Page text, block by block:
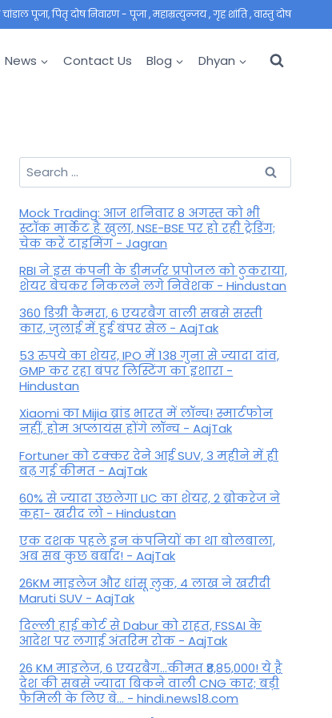
पूजा, पितृ दोष निवारण - पूजा , महाम्रत्युन्जय , गृह शांति , वास्तु दोष
News Contact Us Blog Dhyan
Love Rashifal 18 April 2022:
आज कह दें दिल की बात, कल बहुत
देर हो जाएगी
By April 17, 2022
Search
for:
Mock Trading: आज शनिवार 8 अगस्त को भी
स्टॉक मार्केट है खुला, NSE-BSE पर हो रही ट्रेडिंग;
चेक करें टाइमिंग - Jagran
RBI ने इस कंपनी के डीमर्जर प्रपोजल को ठुकराया,
शेयर बेचकर निकलने लगे निवेशक - Hindustan
360 डिग्री कैमरा, 6 एयरबैग वाली सबसे सस्ती
कार, जुलाई में हुई बंपर सेल - AajTak
53 रुपये का शेयर, IPO में 138 गुना से ज्यादा दांव,
GMP कर रहा बंपर लिस्टिंग का इशारा -
Hindustan
Xiaomi का Mijia ब्रांड भारत में लॉन्च! स्मार्टफोन
नहीं, होम अप्लायंस होंगे लॉन्च - AajTak
Fortuner को टक्कर देने आई SUV, 3 महीने में ही
बढ़ गई कीमत - AajTak
60% से ज्यादा उछलेगा LIC का शेयर, 2 ब्रोकरेज ने
कहा- खरीद लो - Hindustan
एक दशक पहले इन कंपनियों का था बोलबाला,
अब सब कुछ बर्बाद! - AajTak
26KM माइलेज और धांसू लुक, 4 लाख ने खरीदी
Maruti SUV - AajTak
दिल्ली हाई कोर्ट से Dabur को राहत, FSSAI के
आदेश पर लगाई अंतरिम रोक - AajTak
26 KM माइलेज, 6 एयरबैग...कीमत ₹8,85,000! ये है
देश की सबसे ज्यादा बिकने वाली CNG कार; बड़ी
फैमिली के लिए बे... - hindi.news18.com